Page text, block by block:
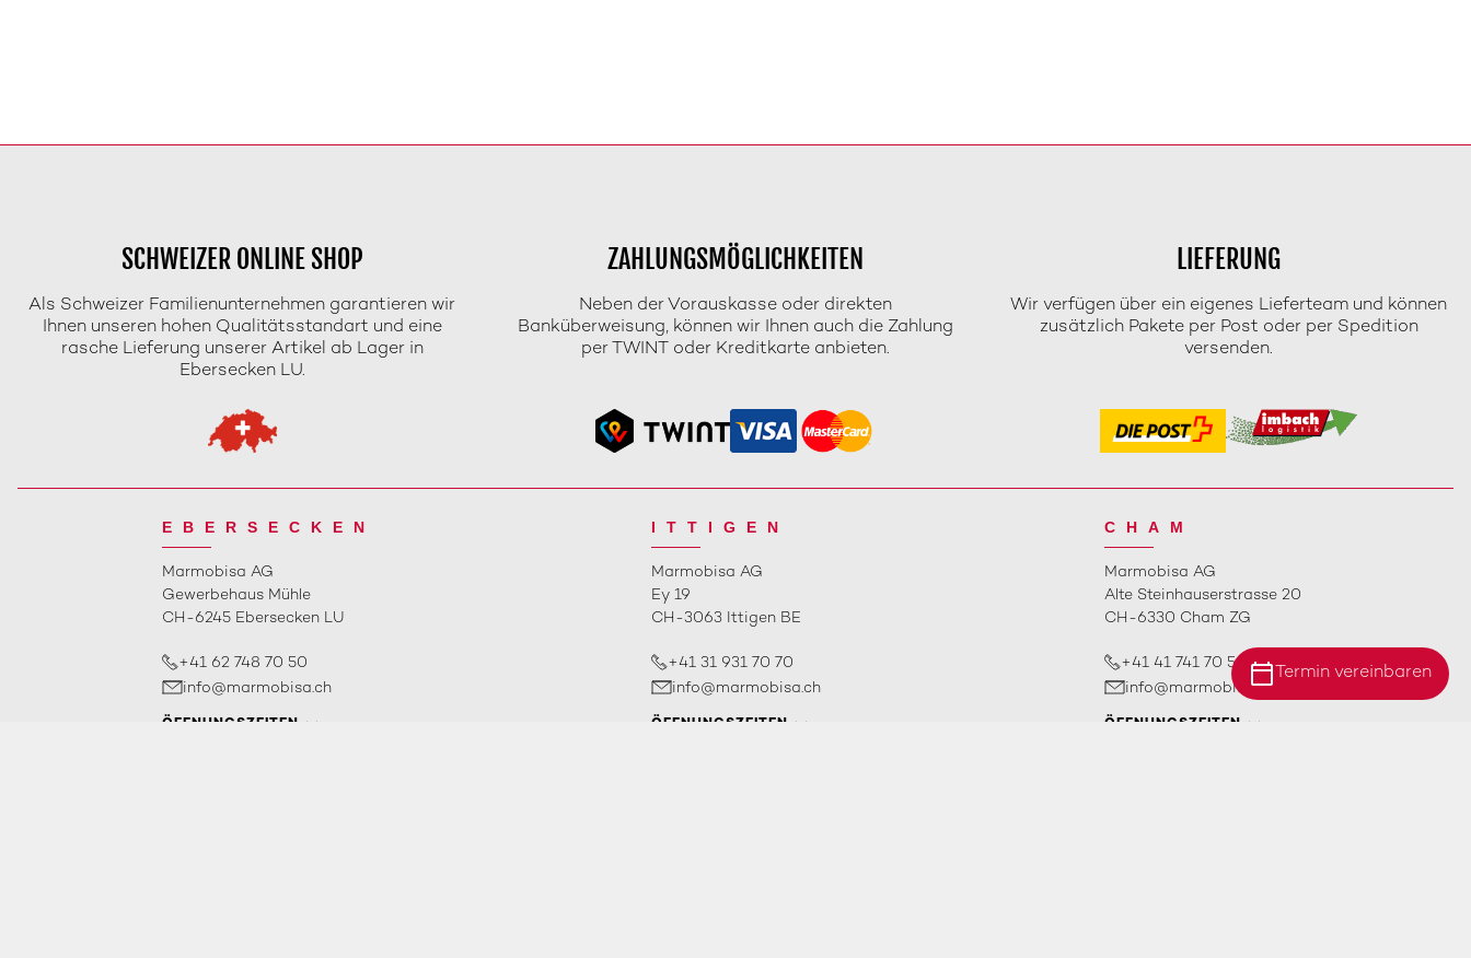
SCHWEIZER ONLINE SHOP
Als Schweizer Familienunternehmen garantieren wir
Ihnen unseren hohen Qualitätsstandart und eine
rasche Lieferung unserer Artikel ab Lager in
Ebersecken LU.
ZAHLUNGSMÖGLICHKEITEN
Neben der Vorauskasse oder direkten
Banküberweisung, können wir Ihnen auch die Zahlung
per TWINT oder Kreditkarte anbieten.
LIEFERUNG
Wir verfügen über ein eigenes Lieferteam und können
zusätzlich Pakete per Post oder per Spedition
versenden.
calendar_today Termin vereinbaren
EBERSECKEN
Marmobisa AG
Gewerbehaus Mühle
CH-6245 Ebersecken LU
+41 62 748 70 50
info@marmobisa.ch
ÖFFNUNGSZEITEN
ITTIGEN
Marmobisa AG
Ey 19
CH-3063 Ittigen BE
+41 31 931 70 70
info@marmobisa.ch
ÖFFNUNGSZEITEN
CHAM
Marmobisa AG
Alte Steinhauserstrasse 20
CH-6330 Cham ZG
+41 41 741 70 50
info@marmobisa.ch
ÖFFNUNGSZEITEN